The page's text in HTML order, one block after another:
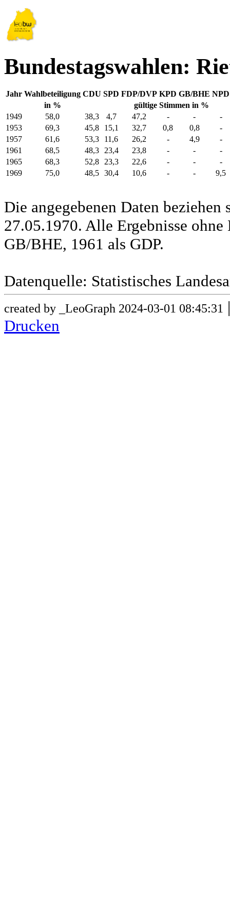
Bundestagswahlen:
Jahr Wahlbeteiligung CDU SPD FDP/DVP KPD GB/BHE NPD
in %
gültige Stimmen in %
1949
58,0 38,3 4,7 47,2 - -
-
1953
69,3 45,8 15,1 32,7 0,8 0,8
-
1957
61,6 53,3 11,6 26,2 - 4,9
-
1961
68,5 48,3 23,4 23,8 - -
-
1965
68,3 52,8 23,3 22,6 - -
-
1969
75,0 48,5 30,4 10,6 - - 9,5
Die angegebenen Daten
27.05.1970. Alle Ergebnisse
GB/BHE, 1961 als GDP.
Datenquelle: Statistisches
created by _LeoGraph 2024-03-01 08:45:31
Drucken